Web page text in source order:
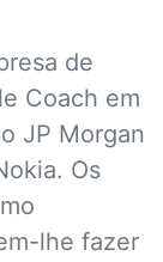
de
Coach em
JP Morgan
Os
lhe fazer